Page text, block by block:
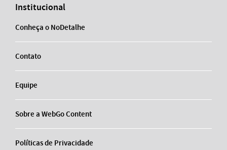
Institucional
Conheça o NoDetalhe
Contato
Equipe
Sobre a WebGo Content
Políticas de Privacidade